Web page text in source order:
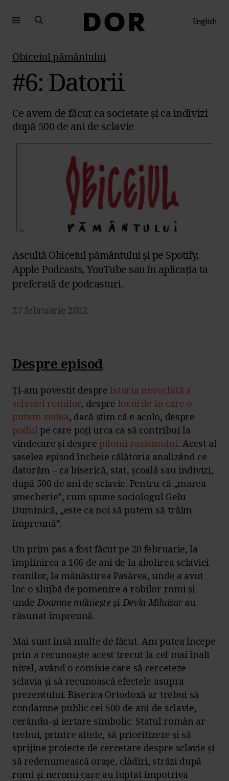
English
Obiceiul pământului
#6: Datorii
Ce avem de făcut ca societate și ca indivizi
după 500 de ani de sclavie
Ascultă Obiceiul pământului și pe Spotify,
Apple Podcasts, YouTube sau în aplicația ta
preferată de podcasturi.
27 februarie 2022
Despre episod
Ți-am povestit despreistoria nevorbită a
sclaviei romilor, despre locurile în care o
putem vedea, dacă știm că e acolo, despre
podul pe care poți urca ca să contribui la
vindecare și despre pilonii rasismului. Acest al
șaselea episod încheie călătoria analizând ce
datorăm – ca biserică, stat, școală sau indivizi,
după 500 de ani de sclavie. Pentru că „marea
șmecherie”, cum spune sociologul Gelu
Duminică, „este ca noi să putem să trăim
împreună”.
Un prim pas a fost făcut pe 20 februarie, la
împlinirea a 166 de ani de la abolirea sclaviei
romilor, la mănăstirea Pasărea, unde a avut
loc o slujbă de pomenire a robilor romi și
unde Doamne miluieșteși Devla Miluisarau
răsunat împreună.
Mai sunt însă multe de făcut. Am putea începe
prin a recunoaște acest trecut la cel mai înalt
nivel, având o comisie care să cerceteze
sclavia și să recunoască efectele asupra
prezentului. Biserica Ortodoxă ar trebui să
condamne public cei 500 de ani de sclavie,
cerându-și iertare simbolic. Statul român ar
trebui, printre altele, să prioritizeze și să
sprijine proiecte de cercetare despre sclavie și
să redenumească orașe, clădiri, străzi după
romi și neromi care au luptat împotriva